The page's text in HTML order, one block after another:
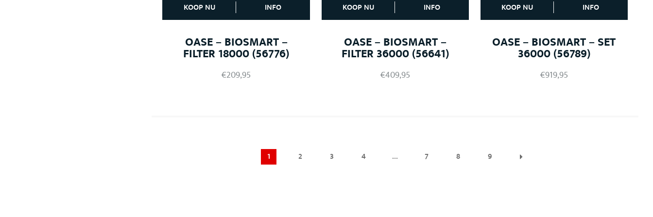
KOOP NU INFO
OASE – BIOSMART –
FILTER 18000 (56776)
€209,95
KOOP NU INFO
OASE – BIOSMART –
FILTER 36000 (56641)
€409,95
KOOP NU INFO
OASE – BIOSMART – SET
36000 (56789)
€919,95
1 2 3 4 … 7 8 9